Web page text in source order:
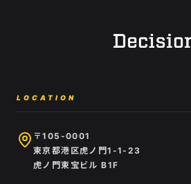
LOCATION
〒105-0001
東京都港区虎ノ門1-1-23
虎ノ門東宝ビル B1F